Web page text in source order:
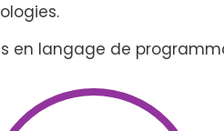
en langage de